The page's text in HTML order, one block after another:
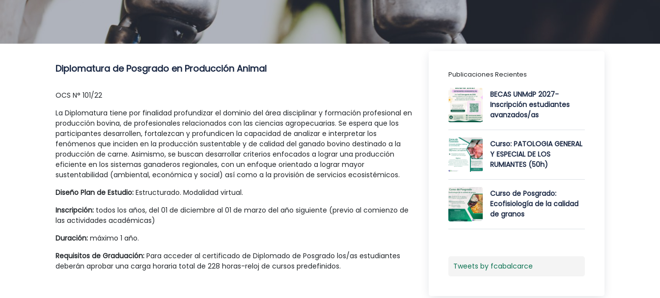
Diplomatura de Posgrado en Producción Animal
OCS N° 101/22
La Diplomatura tiene por finalidad profundizar el dominio del área disciplinar y formación profesional en
producción bovina, de profesionales relacionados con las ciencias agropecuarias. Se espera que los
participantes desarrollen, fortalezcan y profundicen la capacidad de analizar e interpretar los
fenómenos que inciden en la producción sustentable y de calidad del ganado bovino destinado a la
producción de carne. Asimismo, se buscan desarrollar criterios enfocados a lograr una producción
eficiente en los sistemas ganaderos regionales, con un enfoque orientado a lograr mayor
sustentabilidad (ambiental, económica y social) así como a la provisión de servicios ecosistémicos.
Diseño Plan de Estudio:Estructurado. Modalidad virtual.
Inscripción: todos los años, del 01 de diciembre al 01 de marzo del año siguiente (previo al comienzo de
las actividades académicas)
Duración: máximo 1 año.
Requisitos de Graduación:Para acceder al certificado de Diplomado de Posgrado los/as estudiantes
deberán aprobar una carga horaria total de 228 horas-reloj de cursos predefinidos.
Publicaciones Recientes
BECAS UNMdP 2027-
Inscripción estudiantes
avanzados/as
Curso: PATOLOGIA GENERAL
Y ESPECIAL DE LOS
RUMIANTES (50h)
Curso de Posgrado:
Ecofisiología de la calidad
de granos
Tweets by fcabalcarce